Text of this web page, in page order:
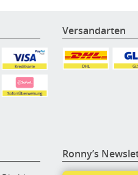
Versandarten
Ronny’s